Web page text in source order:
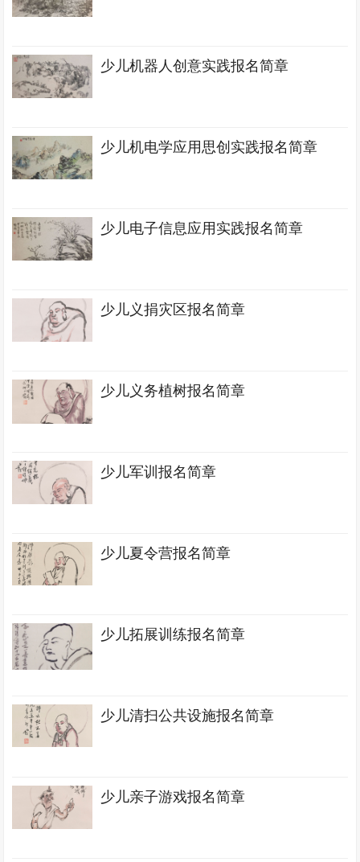
少儿机器人创意实践报名简章
少儿机电学应用思创实践报名简章
少儿电子信息应用实践报名简章
少儿义捐灾区报名简章
少儿义务植树报名简章
少儿军训报名简章
少儿夏令营报名简章
少儿拓展训练报名简章
少儿清扫公共设施报名简章
少儿亲子游戏报名简章